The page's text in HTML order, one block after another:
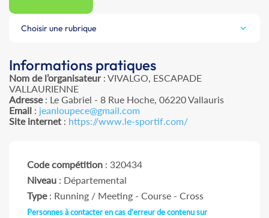
Choisir une rubrique
Informations pratiques
Nom de l’organisateur: VIVALGO, ESCAPADE
VALLAURIENNE
Adresse: Le Gabriel - 8 Rue Hoche, 06220 Vallauris
Email : jeanloupece@gmail.com
Site internet : https://www.le-sportif.com/
Code compétition : 320434
Niveau : Départemental
Type: Running / Meeting - Course - Cross
Personnes à contacter en cas d'erreur de contenu sur